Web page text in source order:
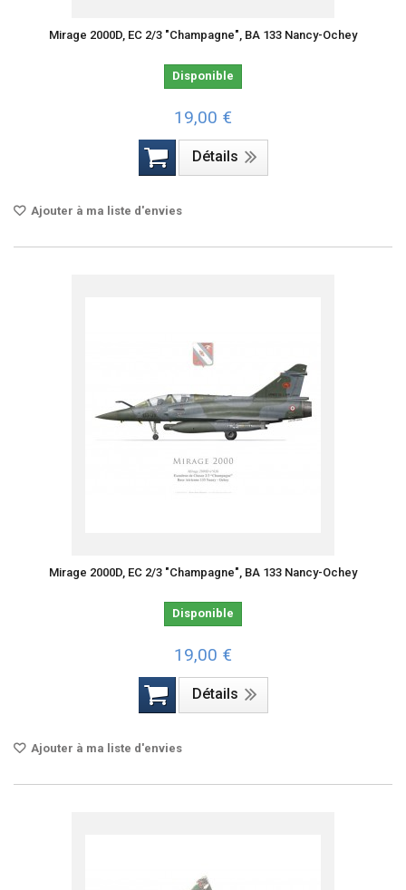
Mirage 2000D, EC 2/3 "Champagne", BA 133 Nancy-Ochey
Disponible
19,00 €
Détails
Ajouter à ma liste d'envies
Mirage 2000D, EC 2/3 "Champagne", BA 133 Nancy-Ochey
Disponible
19,00 €
Détails
Ajouter à ma liste d'envies